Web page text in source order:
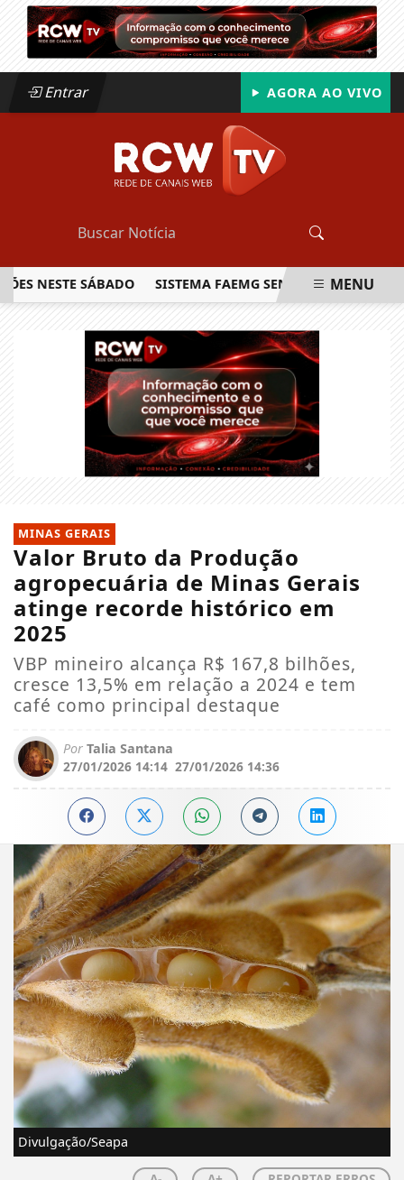
Entrar AGORA AO VIVO
SÁBADO SISTEMA FAEMG SENAR LANÇA OMENU
MINAS GERAIS
Valor Bruto da Produção
agropecuária de Minas Gerais
atinge recorde histórico em
2025
VBP mineiro alcança R$ 167,8 bilhões,
cresce 13,5% em relação a 2024 e tem
café como principal destaque
Por Talia Santana
27/01/2026 14:14 27/01/2026 14:36
Divulgação/Seapa